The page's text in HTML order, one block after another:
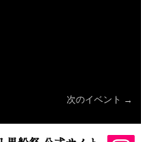
次のイベント →